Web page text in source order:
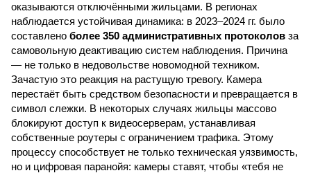
оказываются отключёнными жильцами. В регионах
наблюдается устойчивая динамика: в 2023–2024 гг. было
составлено более 350 административных протоколов за
самовольную деактивацию систем наблюдения. Причина
— не только в недовольстве новомодной техником.
Зачастую это реакция на растущую тревогу. Камера
перестаёт быть средством безопасности и превращается в
символ слежки. В некоторых случаях жильцы массово
блокируют доступ к видеосерверам, устанавливая
собственные роутеры с ограничением трафика. Этому
процессу способствует не только техническая уязвимость,
но и цифровая паранойя: камеры ставят, чтобы «тебя не